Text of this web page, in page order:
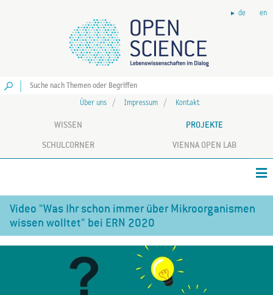
de en
Über uns Impressum Kontakt
WISSEN PROJEKTE
SCHULCORNER VIENNA OPEN LAB
Video "Was Ihr schon immer über Mikroorganismen
wissen wolltet" bei ERN 2020